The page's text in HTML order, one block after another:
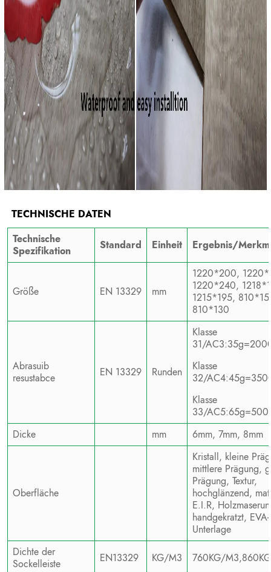
TECHNISCHE DATEN
Technische
Spezifikation
Standard Einheit Ergebnis/
Größe EN 13329 mm
1220*200,
1220*240,
1215*195,
810*130
Abrasuib
resustabce
EN 13329 Runden
Klasse
31/
Klasse
32/
Klasse
33/
Dicke
mm 6mm, 7mm, 8mm
Oberfläche
Kristall, kleine
mittlere Prägung,
Prägung, Textur,
hochglänzend,
E.I.R,
handgekratzt, EVA-
Unterlage
Dichte der
Sockelleiste
EN13329 KG/M3 760KG/